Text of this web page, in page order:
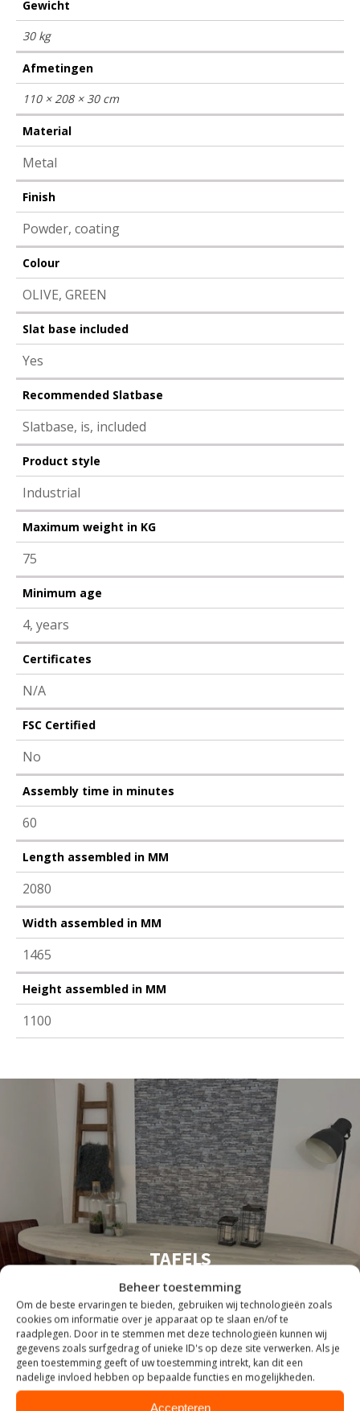
Beheer toestemming
Om de beste ervaringen te bieden, gebruiken wij technologieën zoals
cookies om informatie over je apparaat op te slaan en/of te
raadplegen. Door in te stemmen met deze technologieën kunnen wij
gegevens zoals surfgedrag of unieke ID's op deze site verwerken. Als je
geen toestemming geeft of uw toestemming intrekt, kan dit een
nadelige invloed hebben op bepaalde functies en mogelijkheden.
Accepteren
Gewicht
30 kg
Afmetingen
110 × 208 × 30 cm
Material
Metal
Finish
Powder, coating
Colour
OLIVE, GREEN
Slat base included
Yes
Recommended Slatbase
Slatbase, is, included
Product style
Industrial
Maximum weight in KG
75
Minimum age
4, years
Certificates
N/A
FSC Certified
No
Assembly time in minutes
60
Length assembled in MM
2080
Width assembled in MM
1465
Height assembled in MM
1100
TAFELS